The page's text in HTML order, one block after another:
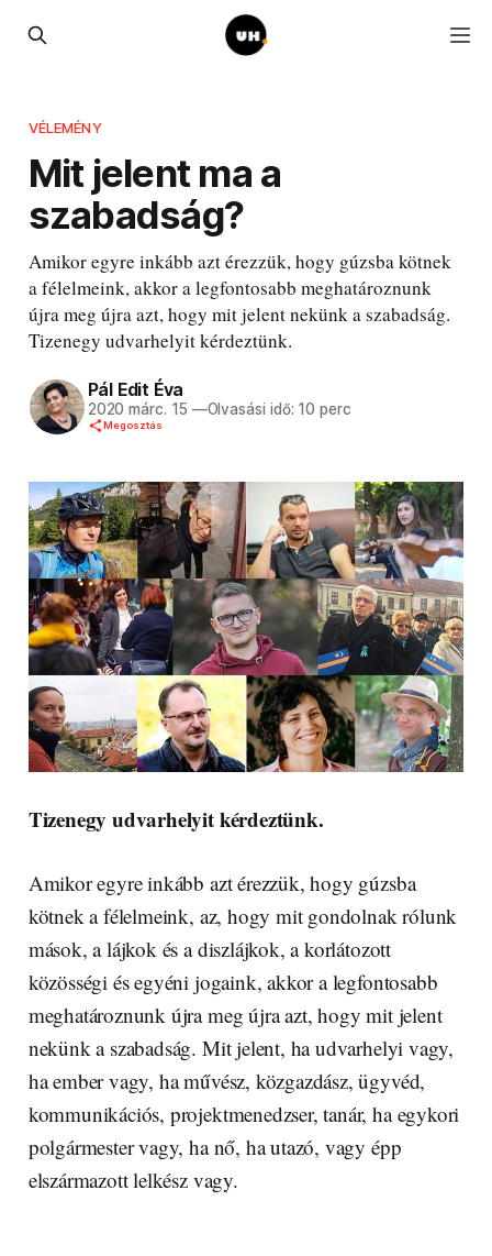
VÉLEMÉNY
Mit jelent ma a
szabadság?
Amikor egyre inkább azt érezzük, hogy gúzsba kötnek
a félelmeink, akkor a legfontosabb meghatároznunk
újra meg újra azt, hogy mit jelent nekünk a szabadság.
Tizenegy udvarhelyit kérdeztünk.
Pál Edit Éva
2020 márc. 15 —Olvasási idő: 10 perc
Megosztás
Tizenegy udvarhelyit kérdeztünk.
Amikor egyre inkább azt érezzük, hogy gúzsba
kötnek a félelmeink, az, hogy mit gondolnak rólunk
mások, a lájkok és a diszlájkok, a korlátozott
közösségi és egyéni jogaink, akkor a legfontosabb
meghatároznunk újra meg újra azt, hogy mit jelent
nekünk a szabadság. Mit jelent, ha udvarhelyi vagy,
ha ember vagy, ha művész, közgazdász, ügyvéd,
kommunikációs, projektmenedzser, tanár, ha egykori
polgármester vagy, ha nő, ha utazó, vagy épp
elszármazott lelkész vagy.